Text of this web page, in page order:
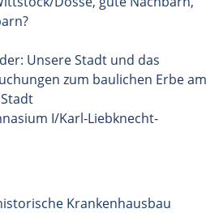
Unsere Stadt und das
zum baulichen Erbe am
I/Karl-Liebknecht-
Krankenhausbau